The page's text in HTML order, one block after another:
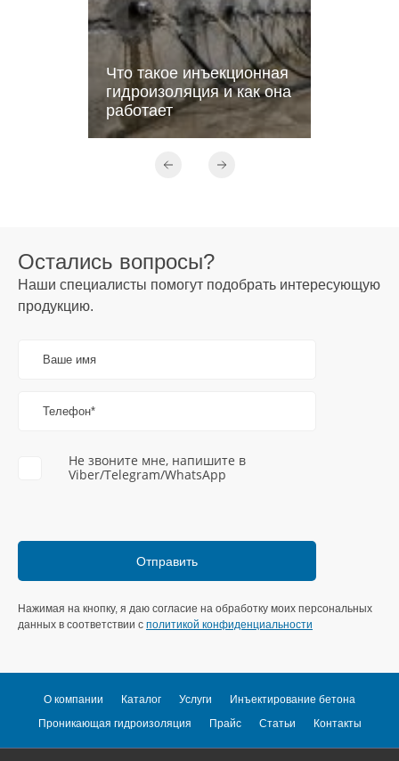
Что такое инъекционная
гидроизоляция и как она
работает
Остались вопросы?
Наши специалисты помогут подобрать интересующую
продукцию.
Ваше имя
Телефон*
Не звоните мне, напишите в
Viber/Telegram/WhatsApp
Нажимая на кнопку, я даю согласие на обработку моих персональных
данных в соответствии с политикой конфиденциальности
О компании Каталог Услуги
Инъектирование бетона
Проникающая гидроизоляция
Прайс Статьи Контакты